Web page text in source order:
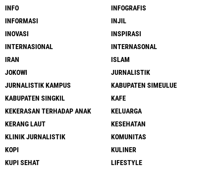
INFO
INFOGRAFIS
INFORMASI
INJIL
INOVASI
INSPIRASI
INTERNASIONAL
INTERNASONAL
IRAN
ISLAM
JOKOWI
JURNALISTIK
JURNALISTIK KAMPUS
KABUPATEN SIMEULUE
KABUPATEN SINGKIL
KAFE
KEKERASAN TERHADAP ANAK
KELUARGA
KERANG LAUT
KESEHATAN
KLINIK JURNALISTIK
KOMUNITAS
KOPI
KULINER
KUPI SEHAT
LIFESTYLE